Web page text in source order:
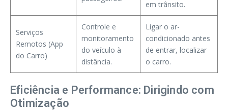
em trânsito.
Serviços
Remotos (App
do Carro)
Controle e
monitoramento
do veículo à
distância.
Ligar o ar-
condicionado antes
de entrar, localizar
o carro.
Eficiência e Performance: Dirigindo com
Otimização